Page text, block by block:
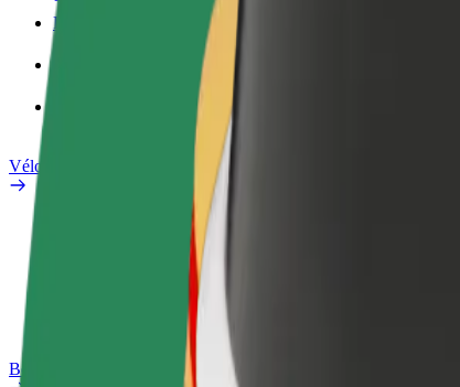
Profil professionnel
Bolt Food pour les entreprises
Vélos électriques
Signaler un problème
Bolt Plus